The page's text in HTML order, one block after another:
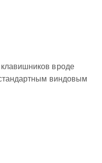
вроде
виндовым